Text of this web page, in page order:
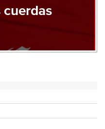
cuerdas